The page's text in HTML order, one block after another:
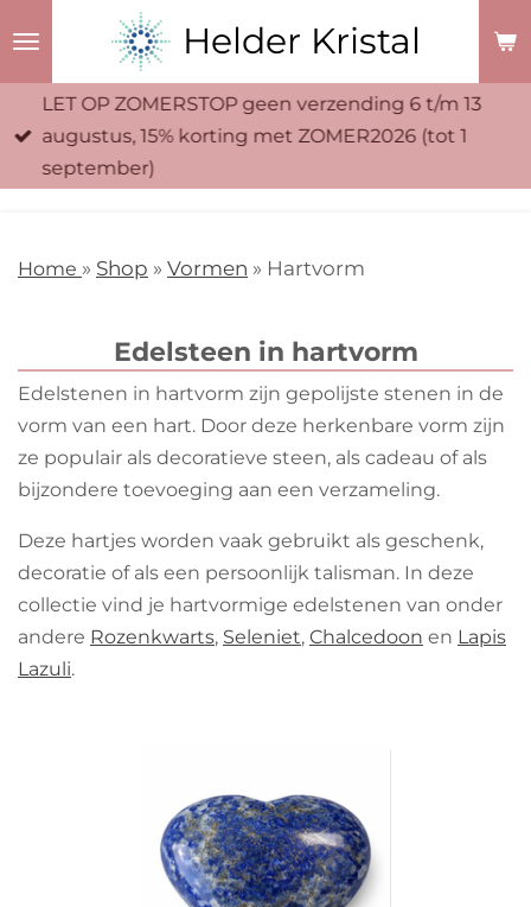
naar
Helder Kristal
LET OP ZOMERSTOP geen verzending 6 t/m 13
augustus, 15% korting met ZOMER2026 (tot 1
september)
Home » Shop » Vormen » Hartvorm
Edelsteen in hartvorm
Edelstenen in hartvorm zijn gepolijste stenen in de
vorm van een hart. Door deze herkenbare vorm zijn
ze populair als decoratieve steen, als cadeau of als
bijzondere toevoeging aan een verzameling.
Deze hartjes worden vaak gebruikt als geschenk,
decoratie of als een persoonlijk talisman. In deze
collectie vind je hartvormige edelstenen van onder
andere Rozenkwarts, Seleniet, Chalcedoon en Lapis
Lazuli.